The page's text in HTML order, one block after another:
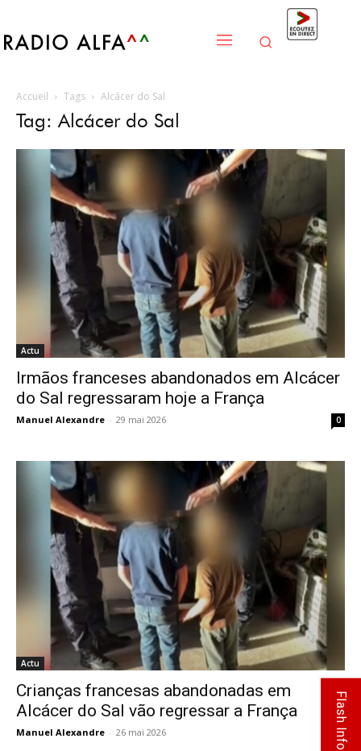
Accueil Tags Alcácer do Sal
Tag: Alcácer do Sal
Actu
Irmãos franceses abandonados em Alcácer
do Sal regressaram hoje a França
Manuel Alexandre - 29 mai 2026 0
Actu
Crianças francesas abandonadas em
Alcácer do Sal vão regressar a França
Manuel Alexandre - 26 mai 2026 0
Flash Info